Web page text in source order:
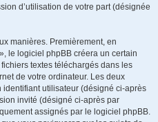
d’utilisation de votre part (désignée
manières. Premièrement, en
le logiciel phpBB créera un certain
textes téléchargés dans les
de votre ordinateur. Les deux
identifiant utilisateur (désigné ci-après
invité (désigné ci-après par
assignés par le logiciel phpBB.